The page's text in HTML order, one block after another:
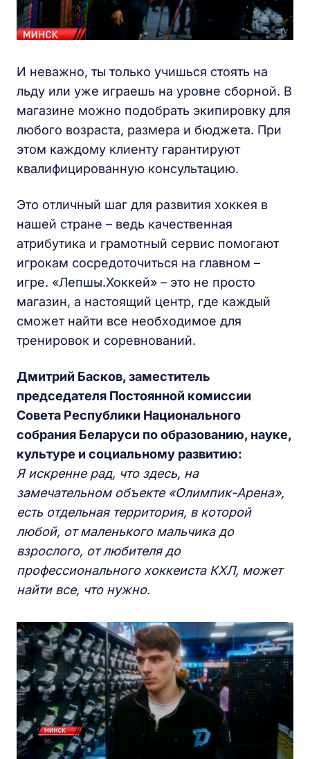
И неважно, ты только учишься стоять на
льду или уже играешь на уровне сборной. В
магазине можно подобрать экипировку для
любого возраста, размера и бюджета. При
этом каждому клиенту гарантируют
квалифицированную консультацию.
Это отличный шаг для развития хоккея в
нашей стране – ведь качественная
атрибутика и грамотный сервис помогают
игрокам сосредоточиться на главном –
игре. «Лепшы.Хоккей» – это не просто
магазин, а настоящий центр, где каждый
сможет найти все необходимое для
тренировок и соревнований.
Дмитрий Басков, заместитель
председателя Постоянной комиссии
Совета Республики Национального
собрания Беларуси по образованию, науке,
культуре и социальному развитию:
Я искренне рад, что здесь, на
замечательном объекте «Олимпик-Арена»,
есть отдельная территория, в которой
любой, от маленького мальчика до
взрослого, от любителя до
профессионального хоккеиста КХЛ, может
найти все, что нужно.